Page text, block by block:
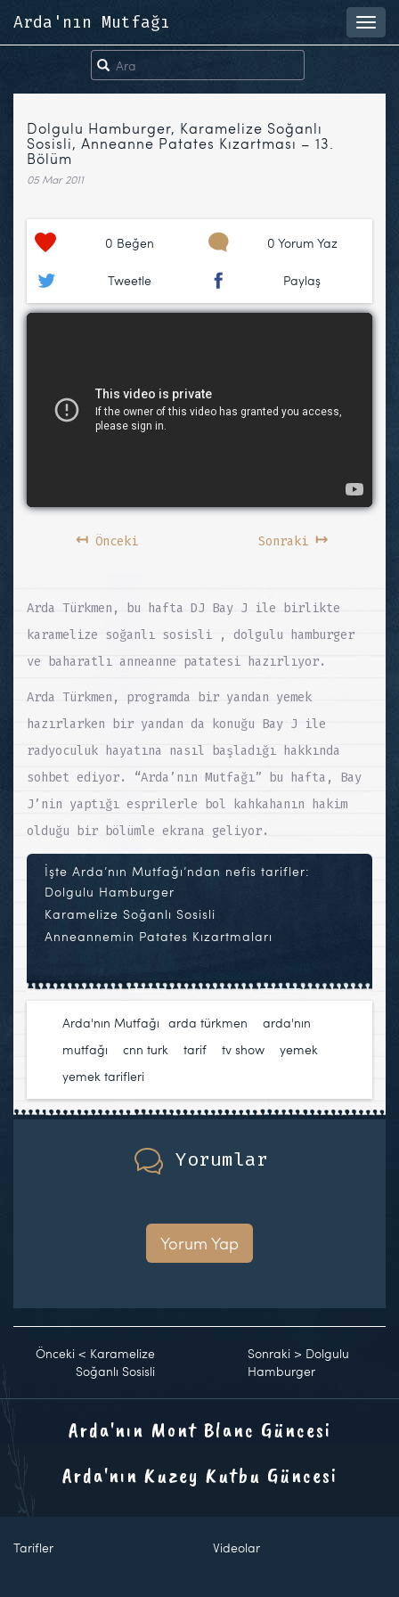
Arda'nın Mutfağı
Dolgulu Hamburger, Karamelize Soğanlı
Sosisli, Anneanne Patates Kızartması – 13.
Bölüm
05 Mar 2011
0 Beğen 0 Yorum Yaz
Tweetle Paylaş
↤Önceki Sonraki ↦
Arda Türkmen, bu hafta DJ Bay J ile birlikte
karamelize soğanlı sosisli , dolgulu hamburger
ve baharatlı anneanne patatesi hazırlıyor.
Arda Türkmen, programda bir yandan yemek
hazırlarken bir yandan da konuğu Bay J ile
radyoculuk hayatına nasıl başladığı hakkında
sohbet ediyor. “Arda’nın Mutfağı” bu hafta, Bay
J’nin yaptığı esprilerle bol kahkahanın hakim
olduğu bir bölümle ekrana geliyor.
İşte Arda’nın Mutfağı’ndan nefis tarifler:
Dolgulu Hamburger
Karamelize Soğanlı Sosisli
Anneannemin Patates Kızartmaları
Arda'nın Mutfağı arda türkmen
arda'nın
mutfağı
cnn turk tarif tv show yemek
yemek tarifleri
Yorumlar
Yorum Yap
Önceki < Karamelize
Soğanlı Sosisli
Sonraki > Dolgulu
Hamburger
Arda'nın Mont Blanc Güncesi
Arda'nın Kuzey Kutbu Güncesi
Tarifler Videolar